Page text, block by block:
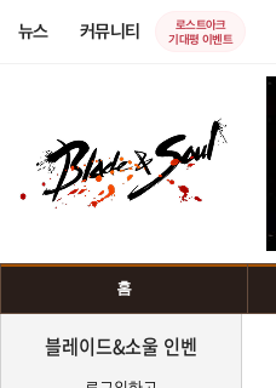
뉴스 커뮤니티
로스트아크
기대평 이벤트
홈
블레이드&소울 인벤